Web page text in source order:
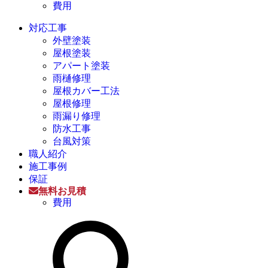
費用
対応工事
外壁塗装
屋根塗装
アパート塗装
雨樋修理
屋根カバー工法
屋根修理
雨漏り修理
防水工事
台風対策
職人紹介
施工事例
保証
無料お見積
費用